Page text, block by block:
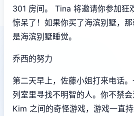
301 房间。 Tina 将邀请你参加狂
惊呆了！如果你买了海滨别墅，
是海滨别墅睡觉。
乔西的努力
第二天早上，佐藤小姐打来电话
列室里寻找不明智的人。你不禁
Kim 之间的奇怪游戏，游戏一直